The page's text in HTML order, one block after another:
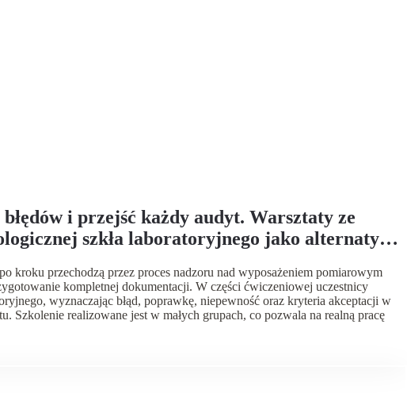
ze
szkła laboratoryjnego jako alternatywy
kroku przechodzą przez proces nadzoru nad wyposażeniem pomiarowym
kompletnej dokumentacji. W części ćwiczeniowej uczestnicy
wyznaczając błąd, poprawkę, niepewność oraz kryteria akceptacji w
Szkolenie realizowane jest w małych grupach, co pozwala na realną pracę